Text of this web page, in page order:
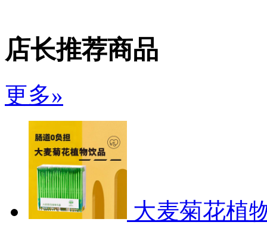
店长推荐商品
更多»
大麦菊花植